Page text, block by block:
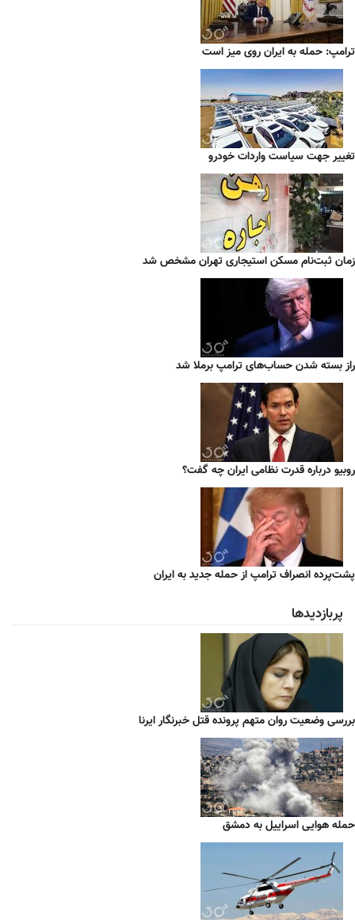
ترامپ: حمله به ایران روی میز است
تغییر جهت سیاست واردات خودرو
زمان ثبت‌نام مسکن استیجاری تهران مشخص شد
راز بسته شدن حساب‌های ترامپ برملا شد
روبیو درباره قدرت نظامی ایران چه گفت؟
پشت‌پرده انصراف ترامپ از حمله جدید به ایران
پربازدیدها
بررسی وضعیت روان متهم پرونده قتل خبرنگار ایرنا
حمله هوایی اسراییل به دمشق